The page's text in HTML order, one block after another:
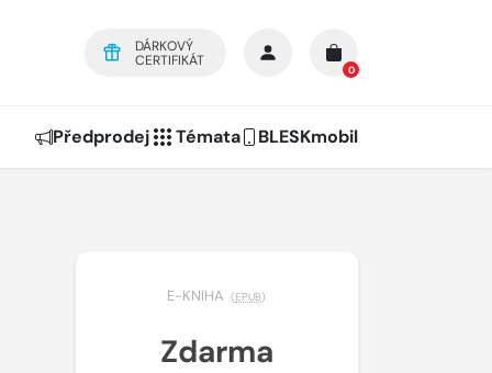
DÁRKOVÝ
CERTIFIKÁT
0
Předprodej Témata BLESKmobil
E-KNIHA (EPUB)
Zdarma